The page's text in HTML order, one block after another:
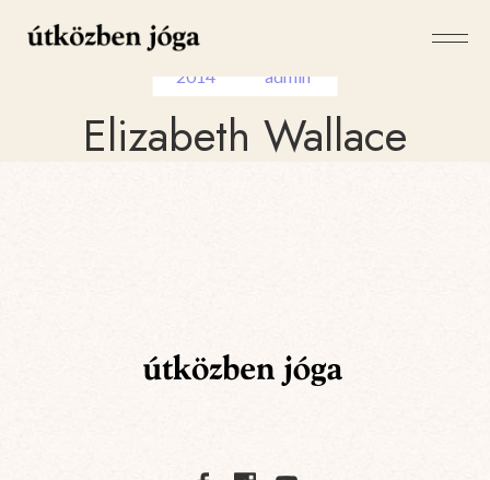
9April
2014
admin
Elizabeth Wallace